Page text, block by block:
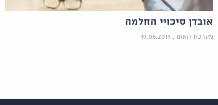
אובדן סיכויי החלמה
מערכת האתר, 19.08.2019